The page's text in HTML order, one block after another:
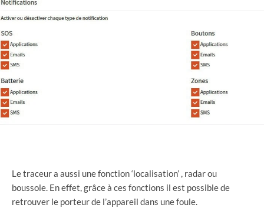
Le traceur a aussi une fonction ‘localisation’ , radar ou
boussole. En effet, grâce à ces fonctions il est possible de
retrouver le porteur de l’appareil dans une foule.